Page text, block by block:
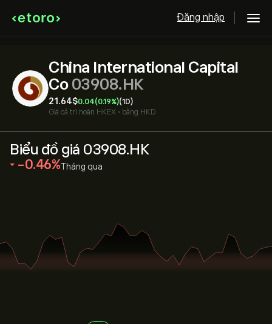
Đăng nhập
China International Capital
Co 03908.HK
21.64‎$‎0.04(0.19%)(1D)
Giá cả trì hoãn HKEX • bằng HKD
Biểu đồ giá 03908.HK
‎-0.46‎ Tháng qua